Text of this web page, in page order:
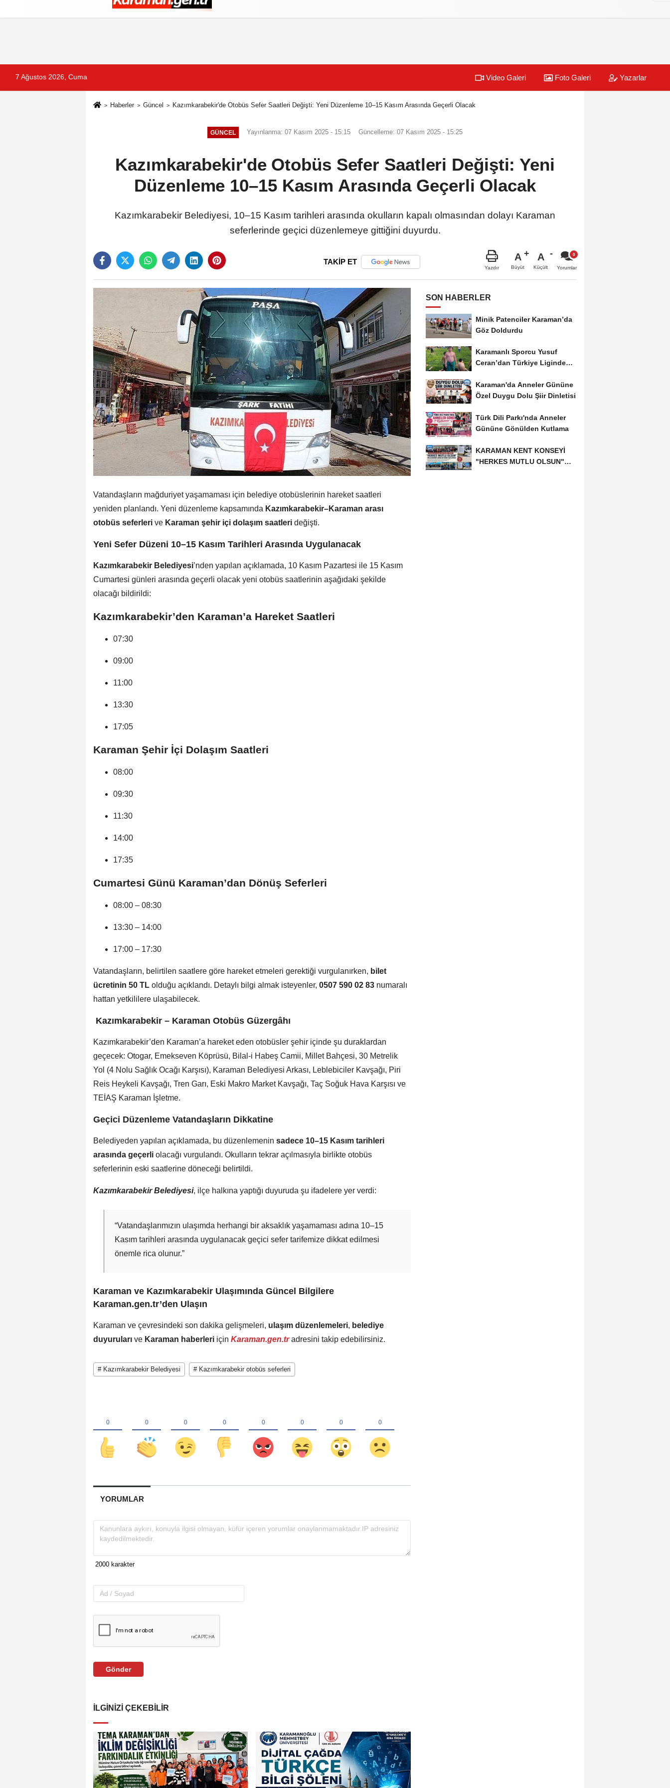
Künye İletişim Çerez Politikası
7 Ağustos 2026, Cuma Video Galeri Foto Galeri Yazarlar
Haberler Güncel Kazımkarabekir'de Otobüs Sefer Saatleri Değişti: Yeni Düzenleme 10–15 Kasım Arasında Geçerli Olacak
GÜNCEL Yayınlanma: 07 Kasım 2025 - 15:15 Güncelleme: 07 Kasım 2025 - 15:25
Kazımkarabekir'de Otobüs Sefer Saatleri Değişti: Yeni
Düzenleme 10–15 Kasım Arasında Geçerli Olacak
Kazımkarabekir Belediyesi, 10–15 Kasım tarihleri arasında okulların kapalı olmasından dolayı Karaman
seferlerinde geçici düzenlemeye gittiğini duyurdu.
TAKİP ET
Yazdır
A
Büyüt
A
Küçült Yorumlar
Vatandaşların mağduriyet yaşamaması için belediye otobüslerinin hareket saatleri
yeniden planlandı. Yeni düzenleme kapsamında Kazımkarabekir–Karaman arası
otobüs seferleri ve Karaman şehir içi dolaşım saatleri değişti.
Yeni Sefer Düzeni 10–15 Kasım Tarihleri Arasında Uygulanacak
Kazımkarabekir Belediyesi’nden yapılan açıklamada, 10 Kasım Pazartesi ile 15 Kasım
Cumartesi günleri arasında geçerli olacak yeni otobüs saatlerinin aşağıdaki şekilde
olacağı bildirildi:
Kazımkarabekir’den Karaman’a Hareket Saatleri
07:30
09:00
11:00
13:30
17:05
Karaman Şehir İçi Dolaşım Saatleri
08:00
09:30
11:30
14:00
17:35
Cumartesi Günü Karaman’dan Dönüş Seferleri
08:00 – 08:30
13:30 – 14:00
17:00 – 17:30
Vatandaşların, belirtilen saatlere göre hareket etmeleri gerektiği vurgulanırken, bilet
ücretinin 50 TL olduğu açıklandı. Detaylı bilgi almak isteyenler, 0507 590 02 83 numaralı
hattan yetkililere ulaşabilecek.
️ Kazımkarabekir – Karaman Otobüs Güzergâhı
Kazımkarabekir’den Karaman’a hareket eden otobüsler şehir içinde şu duraklardan
geçecek: Otogar, Emekseven Köprüsü, Bilal-i Habeş Camii, Millet Bahçesi, 30 Metrelik
Yol (4 Nolu Sağlık Ocağı Karşısı), Karaman Belediyesi Arkası, Leblebiciler Kavşağı, Piri
Reis Heykeli Kavşağı, Tren Garı, Eski Makro Market Kavşağı, Taç Soğuk Hava Karşısı ve
TEİAŞ Karaman İşletme.
Geçici Düzenleme Vatandaşların Dikkatine
Belediyeden yapılan açıklamada, bu düzenlemenin sadece 10–15 Kasım tarihleri
arasında geçerli olacağı vurgulandı. Okulların tekrar açılmasıyla birlikte otobüs
seferlerinin eski saatlerine döneceği belirtildi.
Kazımkarabekir Belediyesi, ilçe halkına yaptığı duyuruda şu ifadelere yer verdi:
“Vatandaşlarımızın ulaşımda herhangi bir aksaklık yaşamaması adına 10–15
Kasım tarihleri arasında uygulanacak geçici sefer tarifemize dikkat edilmesi
önemle rica olunur.”
Karaman ve Kazımkarabekir Ulaşımında Güncel Bilgilere
Karaman.gen.tr’den Ulaşın
Karaman ve çevresindeki son dakika gelişmeleri, ulaşım düzenlemeleri, belediye
duyuruları ve Karaman haberleri için Karaman.gen.tr adresini takip edebilirsiniz.
# Kazımkarabekir Belediyesi # Kazımkarabekir otobüs seferleri
YORUMLAR
Gönder
İLGINIZI ÇEKEBILIR
SON HABERLER
Minik Patenciler Karaman’da
Göz Doldurdu
Karamanlı Sporcu Yusuf
Ceran’dan Türkiye Liginde
Karaman'da Anneler Gününe
Özel Duygu Dolu Şiir Dinletisi
Türk Dili Parkı'nda Anneler
Gününe Gönülden Kutlama
KARAMAN KENT KONSEYİ
"HERKES MUTLU OLSUN"